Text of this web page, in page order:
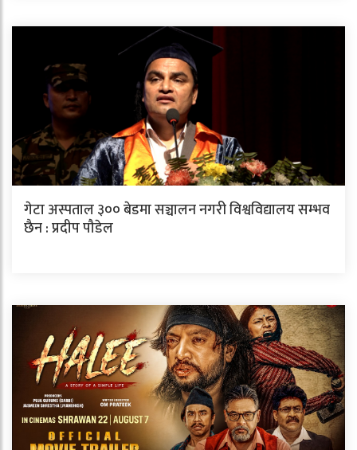
गेटा अस्पताल ३०० बेडमा सञ्चालन नगरी विश्वविद्यालय सम्भव
छैन : प्रदीप पौडेल